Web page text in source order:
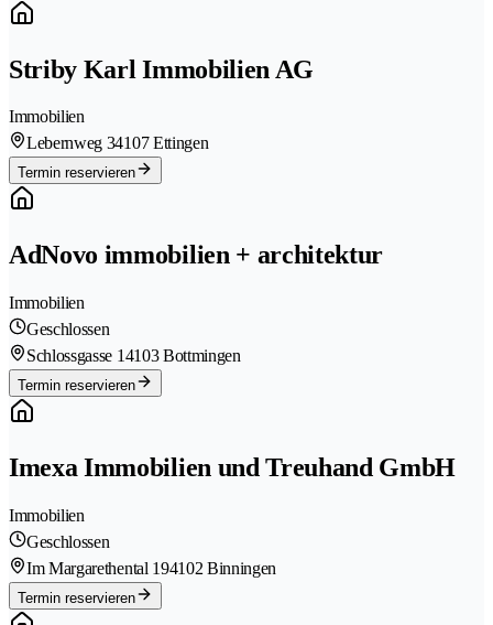
Striby Karl Immobilien AG
Immobilien
Lebernweg 34107 Ettingen
Termin reservieren
AdNovo immobilien + architektur
Immobilien
Geschlossen
Schlossgasse 14103 Bottmingen
Termin reservieren
Imexa Immobilien und Treuhand GmbH
Immobilien
Geschlossen
Im Margarethental 194102 Binningen
Termin reservieren